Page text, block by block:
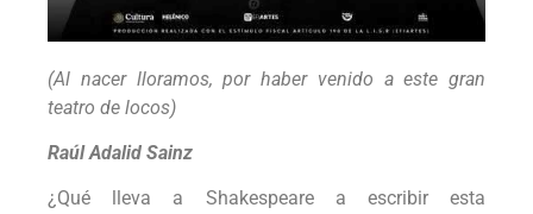
(Al nacer lloramos, por haber venido a este gran
teatro de locos)
Raúl Adalid Sainz
¿Qué lleva a Shakespeare a escribir esta